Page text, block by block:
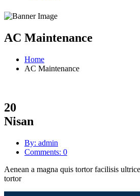
AC Maintenance
Home
AC Maintenance
20
Nisan
By: admin
Comments: 0
Aenean a magna quis tortor facilisis
tortor